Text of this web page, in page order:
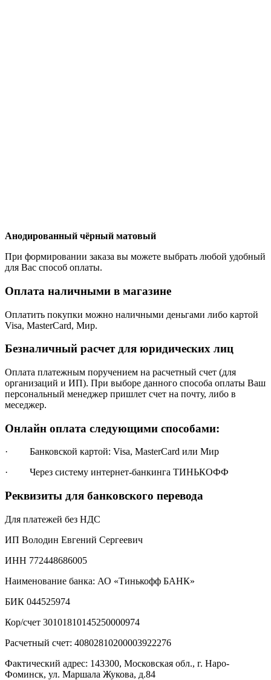
Анодированный чёрный матовый
При формировании заказа вы можете выбрать любой удобный
для Вас способ оплаты.
Оплата наличными в магазине
Оплатить покупки можно наличными деньгами либо картой
Visa, MasterCard, Мир.
Безналичный расчет для юридических лиц
Оплата платежным поручением на расчетный счет (для
организаций и ИП). При выборе данного способа оплаты Ваш
персональный менеджер пришлет счет на почту, либо в
меседжер.
Онлайн оплата следующими способами:
· Банковской картой: Visa, MasterCard или Мир
· Через систему интернет-банкинга ТИНЬКОФФ
Реквизиты для банковского перевода
Для платежей без НДС
ИП Володин Евгений Сергеевич
ИНН 772448686005
Наименование банка: АО «Тинькофф БАНК»
БИК 044525974
Кор/счет 30101810145250000974
Расчетный счет: 40802810200003922276
Фактический адрес: 143300, Московская обл., г. Наро-
Фоминск, ул. Маршала Жукова, д.84